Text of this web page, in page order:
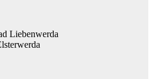
Liebenwerda